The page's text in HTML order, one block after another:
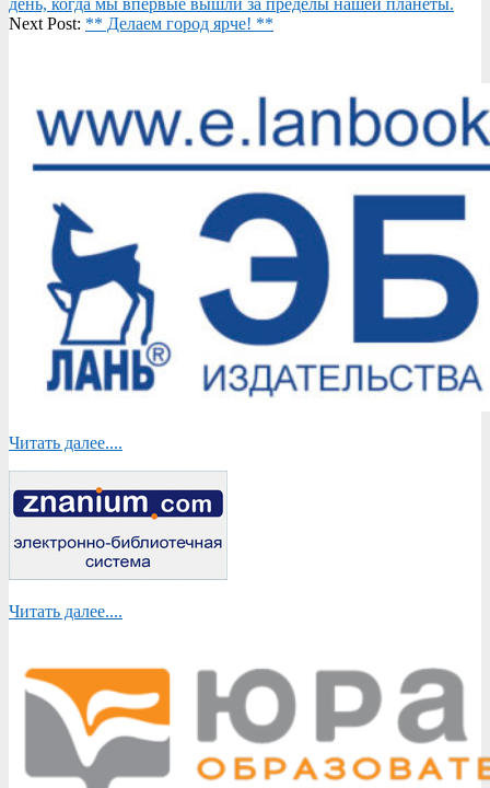
18
день, когда мы впервые вышли за пределы нашей планеты.
Next Post: ** Делаем город ярче! **
Читать далее....
Читать далее....